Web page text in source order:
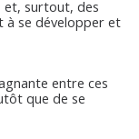
et, surtout, des
à se développer et
entre ces
que de se